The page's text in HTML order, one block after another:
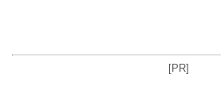
[PR]